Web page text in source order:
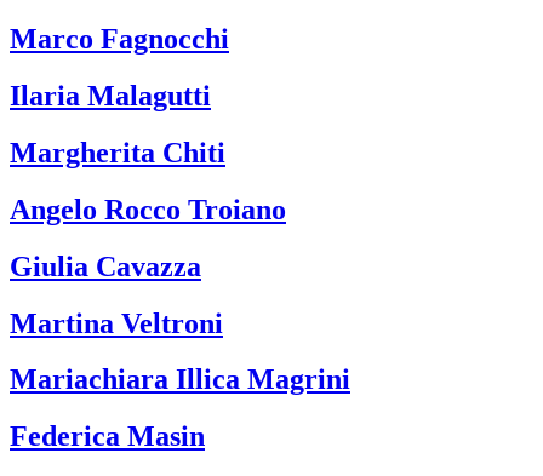
Marco Fagnocchi
Ilaria Malagutti
Margherita Chiti
Angelo Rocco Troiano
Giulia Cavazza
Martina Veltroni
Mariachiara Illica Magrini
Federica Masin